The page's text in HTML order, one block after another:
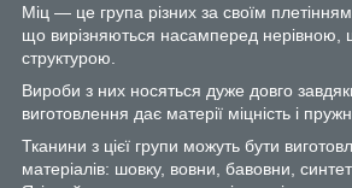
Міц — це група різних за своїм
що вирізняються насамперед нерівною,
структурою.
Вироби з них носяться дуже довго
виготовлення дає матерії міцність і
Тканини з цієї групи можуть бути
матеріалів: шовку, вовни, бавовни,